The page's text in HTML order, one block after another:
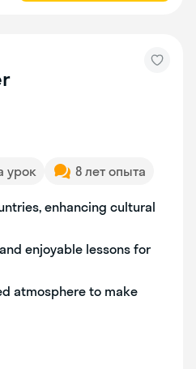
урок 8 лет опыта
enhancing cultural
enjoyable lessons for
atmosphere to make